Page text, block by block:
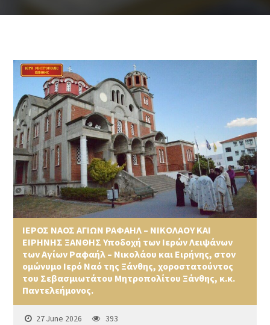
ΙΕΡΟΣ ΝΑΟΣ ΑΓΙΩΝ ΡΑΦΑΗΛ – ΝΙΚΟΛΑΟΥ ΚΑΙ
ΕΙΡΗΝΗΣ ΞΑΝΘΗΣ Υποδοχή των Ιερών Λειψάνων
των Αγίων Ραφαήλ – Νικολάου και Ειρήνης, στον
ομώνυμο Ιερό Ναό της Ξάνθης, χοροστατούντος
του Σεβασμιωτάτου Μητροπολίτου Ξάνθης, κ.κ.
Παντελεήμονος.
27 June 2026
393